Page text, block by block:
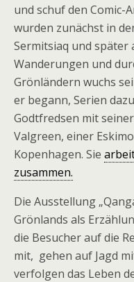
und schuf den Comic-
wurden zunächst in
Sermitsiaq und später
Wanderungen und
Grönländern wuchs
er begann, Serien
Godtfredsen mit
Valgreen, einer
Kopenhagen. Sie
zusammen.
Die Ausstellung
Grönlands als
die Besucher auf die
mit, gehen auf Jagd
verfolgen das Leben